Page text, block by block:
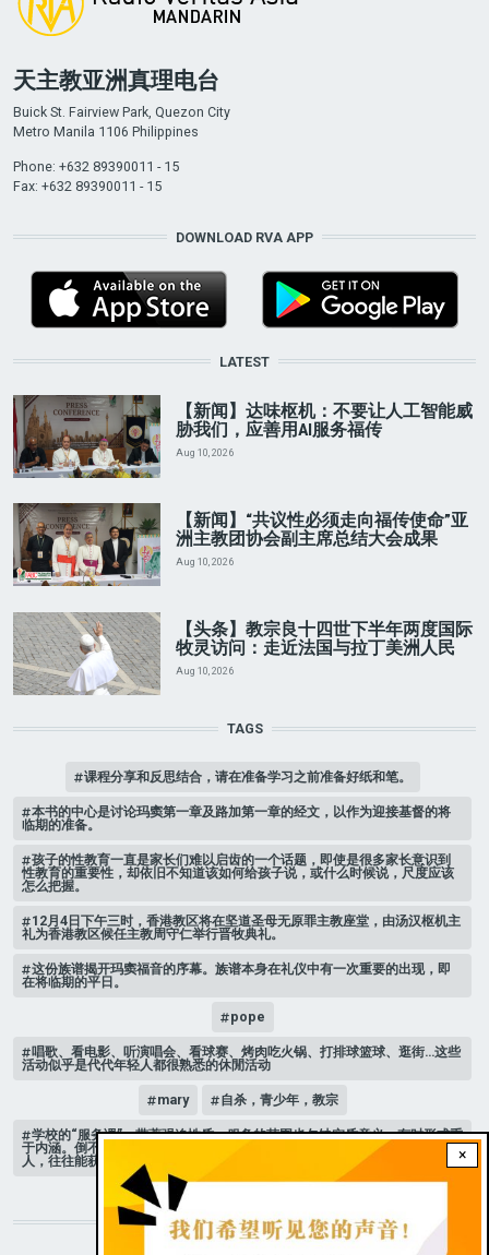
×
天主教亚洲真理电台
Buick St. Fairview Park, Quezon City
Metro Manila 1106 Philippines
Phone: +632 89390011 - 15
Fax: +632 89390011 - 15
DOWNLOAD RVA APP
LATEST
【新闻】达味枢机：不要让人工智能威
胁我们，应善用AI服务福传
Aug 10, 2026
【新闻】“共议性必须走向福传使命”亚
洲主教团协会副主席总结大会成果
Aug 10, 2026
【头条】教宗良十四世下半年两度国际
牧灵访问：走近法国与拉丁美洲人民
Aug 10, 2026
TAGS
课程分享和反思结合，请在准备学习之前准备好纸和笔。
​本书的中心是讨论玛窦第一章及路加第一章的经文，以作为迎接基督的将
临期的准备。
孩子的性教育一直是家长们难以启齿的一个话题，即使是很多家长意识到
性教育的重要性，却依旧不知道该如何给孩子说，或什么时候说，尺度应该
怎么把握。
12月4日下午三时，香港教区将在坚道圣母无原罪主教座堂，由汤汉枢机主
礼为香港教区候任主教周守仁举行晋牧典礼。
这份族谱揭开玛窦福音的序幕。族谱本身在礼仪中有一次重要的出现，即
在将临期的平日。
pope
唱歌、看电影、听演唱会、看球赛、烤肉吃火锅、打排球篮球、逛街…这些
活动似乎是代代年轻人都很熟悉的休閒活动
mary 自杀，青少年，教宗
学校的“服务课”，带著强迫性质，服务的范围也欠缺实质意义，有时形式重
于内涵。倒不如自行参加服务社团，自己选择服务对象，亲自走访需要的
人，往往能获得震撼与成长的经验。
STAY CONNECTED WITH US!